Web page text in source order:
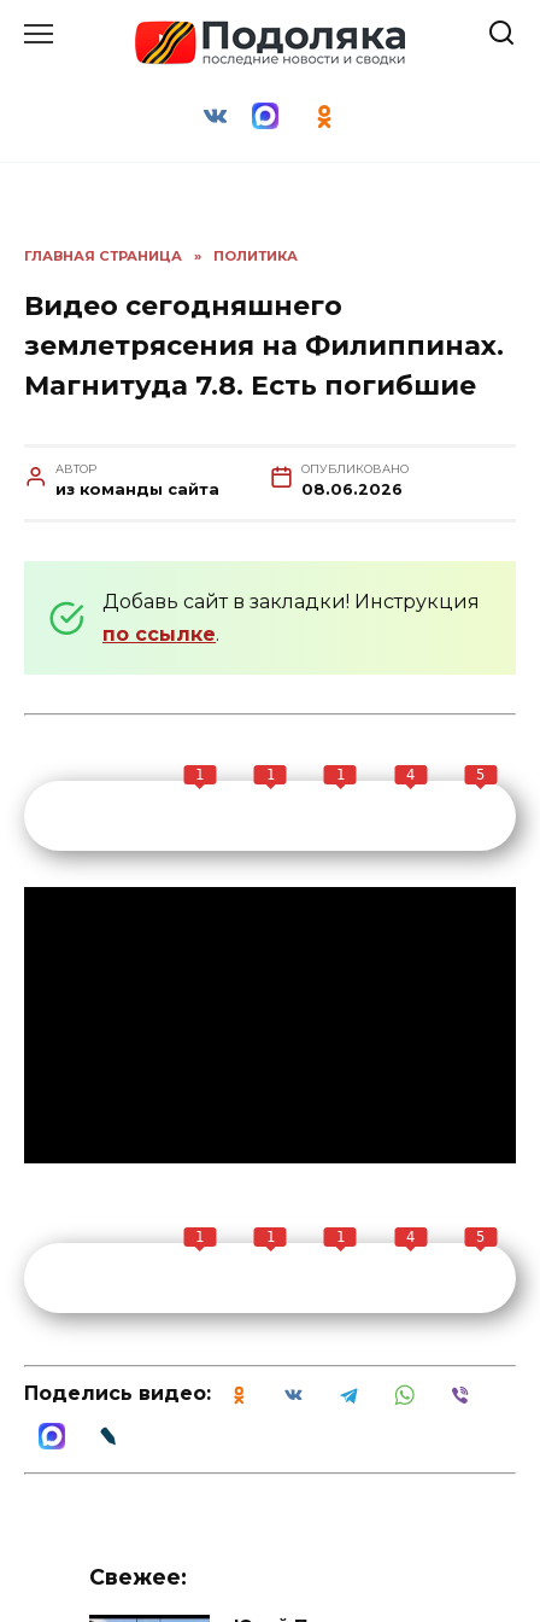
ГЛАВНАЯ СТРАНИЦА » ПОЛИТИКА
Видео сегодняшнего
землетрясения на Филиппинах.
Магнитуда 7.8. Есть погибшие
АВТОР
из команды сайта
ОПУБЛИКОВАНО
08.06.2026
Добавь сайт в закладки! Инструкция
по ссылке.
1 1 1 4 5
1 1 1 4 5
Поделись видео:
Свежее: